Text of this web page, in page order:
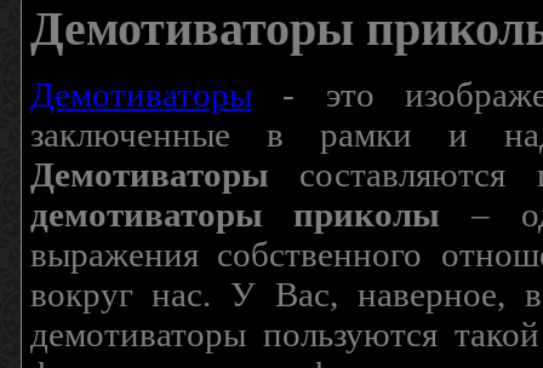
Демотиваторы
Демотиваторы- это
заключенные в рамки и
Демотиваторы составляются
демотиваторы приколы –
выражения собственного
вокруг нас. У Вас, наверное,
демотиваторы пользуются